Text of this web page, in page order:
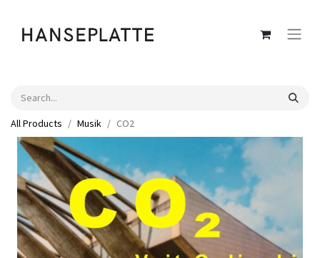
All Products Musik CO2